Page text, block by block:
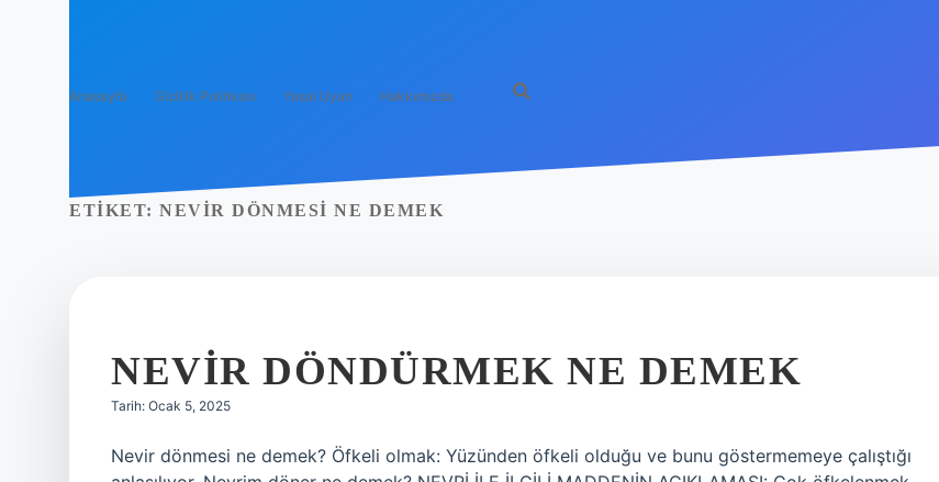
Anasayfa Gizlilik Politikası Yasal Uyarı Hakkımızda
ETIKET: NEVIR DÖNMESI NE DEMEK
NEVIR DÖNDÜRMEK NE DEMEK
Tarih: Ocak 5, 2025
Nevir dönmesi ne demek? Öfkeli olmak: Yüzünden öfkeli olduğu ve bunu göstermemeye çalıştığı